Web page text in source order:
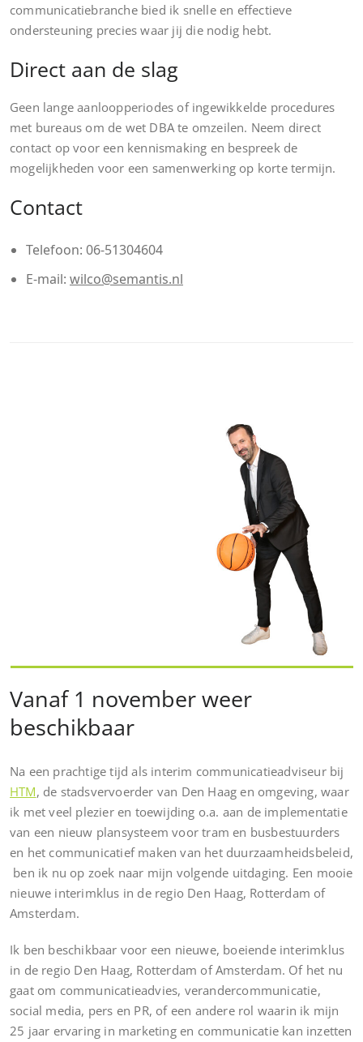
communicatiebranche bied ik snelle en effectieve
ondersteuning precies waar jij die nodig hebt.
Direct aan de slag
Geen lange aanloopperiodes of ingewikkelde procedures
met bureaus om de wet DBA te omzeilen. Neem direct
contact op voor een kennismaking en bespreek de
mogelijkheden voor een samenwerking op korte termijn.
Contact
Telefoon: 06-51304604
E-mail: wilco@semantis.nl
Vanaf 1 november weer
beschikbaar
Na een prachtige tijd als interim communicatieadviseur bij
HTM, de stadsvervoerder van Den Haag en omgeving, waar
ik met veel plezier en toewijding o.a. aan de implementatie
van een nieuw plansysteem voor tram en busbestuurders
en het communicatief maken van het duurzaamheidsbeleid,
ben ik nu op zoek naar mijn volgende uitdaging. Een mooie
nieuwe interimklus in de regio Den Haag, Rotterdam of
Amsterdam.
Ik ben beschikbaar voor een nieuwe, boeiende interimklus
in de regio Den Haag, Rotterdam of Amsterdam. Of het nu
gaat om communicatieadvies, verandercommunicatie,
social media, pers en PR, of een andere rol waarin ik mijn
25 jaar ervaring in marketing en communicatie kan inzetten